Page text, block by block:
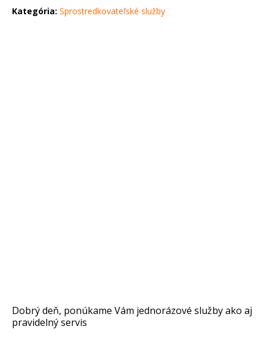
Kategória: Sprostredkovateľské služby
Dobrý deň, ponúkame Vám jednorázové služby ako aj
pravidelný servis